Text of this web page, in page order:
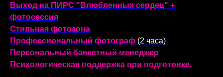
Выход на ПИРС "Влюбленных сердец" +
фотосессия
Стильная фотозона
Профессиональный фотограф (2 часа)
Персональный банкетный менеджер
Психологическая поддержка при подготовке.